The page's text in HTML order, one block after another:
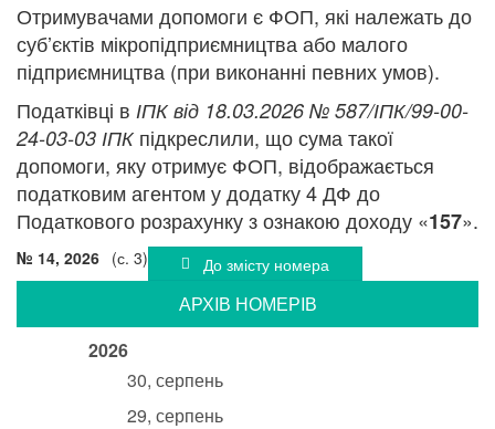
Отримувачами допомоги є ФОП, які належать до
суб’єктів мікропідприємництва або малого
підприємництва (при виконанні певних умов).
Податківці в ІПК від 18.03.2026 № 587/ІПК/99-00-
24-03-03 ІПК підкреслили, що сума такої
допомоги, яку отримує ФОП, відображається
податковим агентом у додатку 4 ДФ до
Податкового розрахунку з ознакою доходу «157».
№ 14, 2026 (с. 3) До змісту номера
АРХIВ НОМЕРIВ
2026
30, серпень
29, серпень